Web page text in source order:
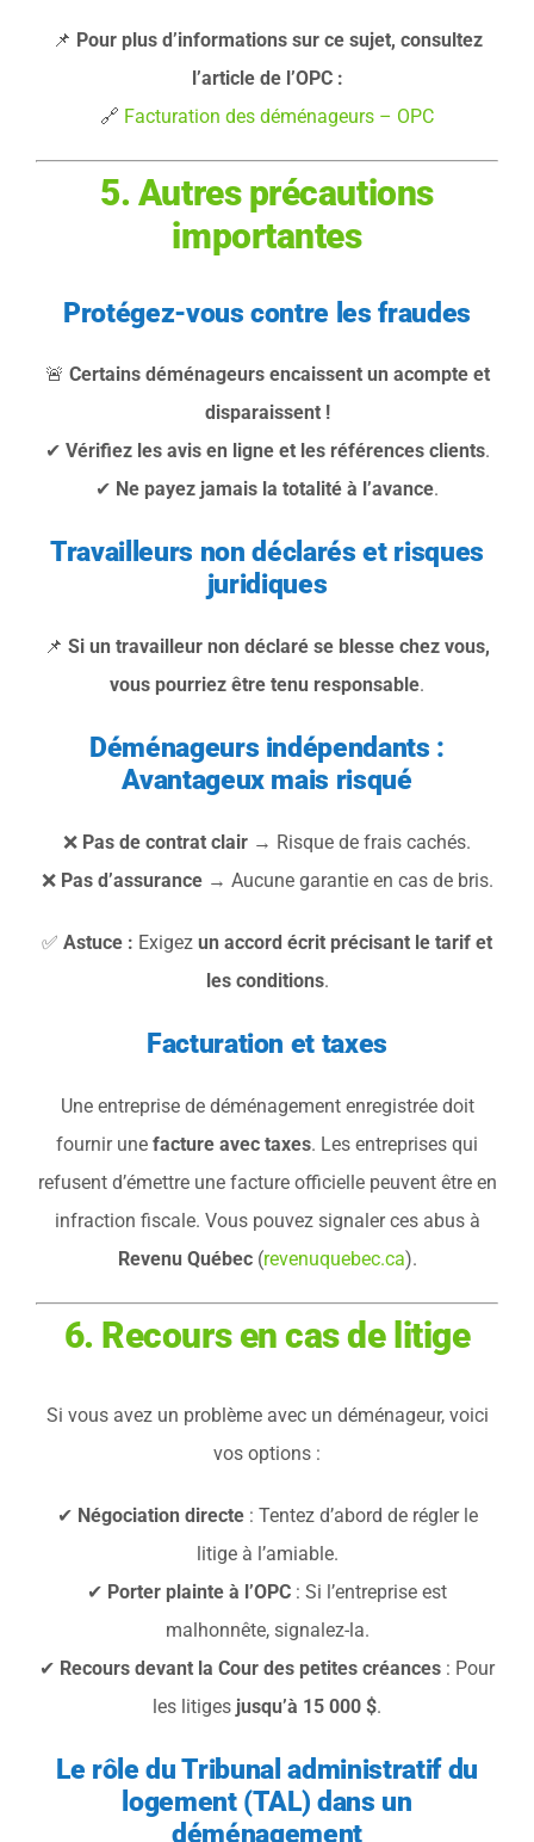
📌 Pour plus d’informations sur ce sujet, consultez
l’article de l’OPC :
🔗 Facturation des déménageurs – OPC
5. Autres précautions
importantes
Protégez-vous contre les fraudes
🚨 Certains déménageurs encaissent un acompte et
disparaissent !
✔ Vérifiez les avis en ligne et les références clients.
✔ Ne payez jamais la totalité à l’avance.
Travailleurs non déclarés et risques
juridiques
📌 Si un travailleur non déclaré se blesse chez vous,
vous pourriez être tenu responsable.
Déménageurs indépendants :
Avantageux mais risqué
❌ Pas de contrat clair → Risque de frais cachés.
❌ Pas d’assurance→ Aucune garantie en cas de bris.
✅ Astuce : Exigez un accord écrit précisant le tarif et
les conditions.
Facturation et taxes
Une entreprise de déménagement enregistrée doit
fournir une facture avec taxes. Les entreprises qui
refusent d’émettre une facture officielle peuvent être en
infraction fiscale. Vous pouvez signaler ces abus à
Revenu Québec(revenuquebec.ca).
6. Recours en cas de litige
Si vous avez un problème avec un déménageur, voici
vos options :
✔ Négociation directe: Tentez d’abord de régler le
litige à l’amiable.
✔ Porter plainte à l’OPC : Si l’entreprise est
malhonnête, signalez-la.
✔ Recours devant la Cour des petites créances : Pour
les litiges jusqu’à 15 000 $.
Le rôle du Tribunal administratif du
logement (TAL) dans un
déménagement